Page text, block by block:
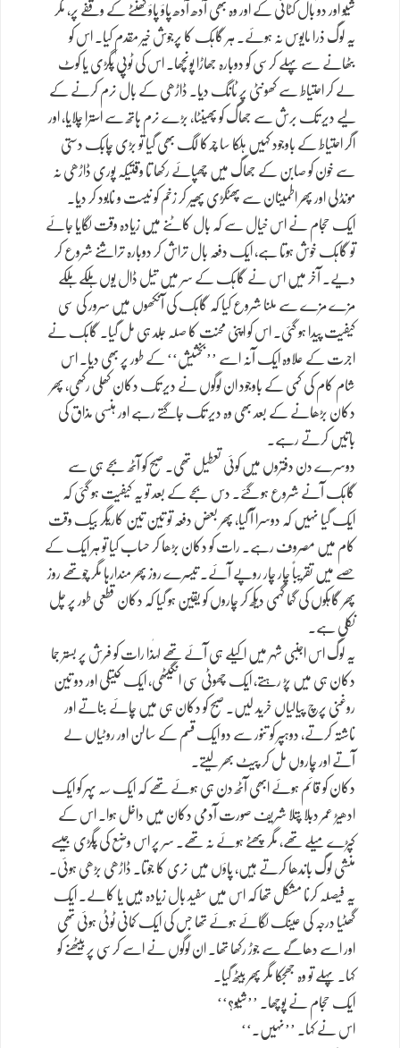
شیو اور دو بال کٹائی کے اور وہ بھی آدھ آدھ پاؤ پاؤ گھنٹے کے وقفے پر، مگر
یہ لوگ ذرا مایوس نہ ہوئے۔ ہر گاہک کا پرجوش خیر مقدم کیا۔ اس کو
بٹھانے سے پہلے کرسی کو دوبارہ جھاڑا پونچھا۔ اس کی ٹوپی پگڑی یا کوٹ
لے کر احتیاط سے کھونٹی پر ٹانگ دیا۔ ڈاڑھی کے بال نرم کرنے کے
لیے دیر تک برش سے جھاگ کو پھینٹا، بڑے نرم ہاتھ سے استرا چلایا، اور
اگر احتیاط کے باوجود کہیں ہلکا سا چرکا لگ بھی گیا تو بڑی چابک دستی
سے خون کو صابن کے جھاگ میں چھپائے رکھا تا وقتیکہ پوری ڈاڑھی نہ
مونڈ لی اور پھر اطمینان سے پھٹکڑی پھیر کر زخم کو نیست و نابود کر دیا۔
ایک حجام نے اس خیال سے کہ بال کاٹنے میں زیادہ وقت لگایا جائے
تو گاہک خوش ہوتا ہے، ایک دفعہ بال تراش کر دوبارہ تراشنے شروع کر
دیے۔ آخر میں اس نے گاہک کے سر میں تیل ڈال یوں ہلکے ہلکے
مزے مزے سے ملنا شروع کیا کہ گاہک کی آنکھوں میں سرور کی سی
کیفیت پیدا ہو گئی۔ اس کو اپنی محنت کا صلہ جلد ہی مل گیا۔ گاہک نے
اجرت کے علاوہ ایک آنہ اسے ’’بخشیش‘‘ کے طور پر بھی دیا۔ اس
شام کام کی کمی کے باوجود ان لوگوں نے دیر تک دکان کھلی رکھی، پھر
دکان بڑھانے کے بعد بھی وہ دیر تک جاگتے رہے اور ہنسی مذاق کی
باتیں کرتے رہے۔
دوسرے دن دفتروں میں کوئی تعطیل تھی۔ صبح کو آٹھ بجے ہی سے
گاہک آنے شروع ہو گئے۔ دس بجے کے بعد تو یہ کیفیت ہو گئی کہ
ایک گیا نہیں کہ دوسرا آ گیا، پھر بعض دفعہ تو تین تین کاریگر بیک وقت
کام میں مصروف رہے۔ رات کو دکان بڑھا کر حساب کیا تو ہر ایک کے
حصے میں تقریباً چار چار روپے آئے۔ تیسرے روز پھر مندارہا مگر چوتھے روز
پھر گاہکوں کی گہما گہمی دیکھ کر چاروں کو یقین ہو گیا کہ دکان قطعی طور پر چل
نکلی ہے۔
یہ لوگ اس اجنبی شہر میں اکیلے ہی آئے تھے لہٰذا رات کو فرش پر بستر جما
دکان ہی میں پڑ رہتے، ایک چھوٹی سی انگیٹھی، ایک کیتلی اور دو تین
روغنی پرچ پیالیاں خرید لیں۔ صبح کو دکان ہی میں چائے بناتے اور
ناشتہ کرتے، دوہپر کو تنور سے دو ایک قسم کے سالن اور روٹیاں لے
آتے اور چاروں مل کر پیٹ بھر لیتے۔
دکان کو قائم ہوئے ابھی آٹھ دن ہی ہوئے تھے کہ ایک سہ پہر کو ایک
ادھیڑ عمر دبلا پتلا شریف صورت آدمی دکان میں داخل ہوا۔ اس کے
کپڑے میلے تھے، مگر پھٹے ہوئے نہ تھے۔ سر پر اس وضع کی پگڑی جیسے
منشی لوگ باندھا کرتے ہیں، پاؤں میں نری کا جوتا۔ ڈاڑھی بڑھی ہوئی۔
یہ فیصلہ کرنا مشکل تھا کہ اس میں سفید بال زیادہ ہیں یا کالے۔ ایک
گھٹیا درجہ کی عینک لگائے ہوئے تھا جس کی ایک کمانی ٹوٹی ہوئی تھی
اور اسے دھاگے سے جوڑ رکھا تھا۔ ان لوگوں نے اسے کرسی پر بیٹھنے کو
کہا۔ پہلے تو وہ جھجکا مگر پھر بیٹھ گیا۔
ایک حجام نے پوچھا۔ ’’شیو؟‘‘
اس نے کہا۔ ’’نہیں۔‘‘